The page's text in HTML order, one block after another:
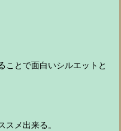
ことで面白いシルエットと
スメ出来る。